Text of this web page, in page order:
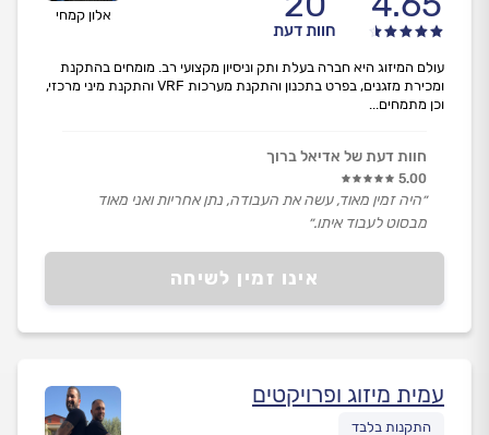
אלון קמחי
חוות דעת
אינו זמין לשיחה
עולם המיזוג היא חברה בעלת ותק וניסיון מקצועי רב. מומחים בהתקנת
ומכירת מזגנים, בפרט בתכנון והתקנת מערכות VRF והתקנת מיני מרכזי,
וכן מתמחים...
חוות דעת של אדיאל ברוך
5.00
״היה זמין מאוד, עשה את העבודה, נתן אחריות ואני מאוד
מבסוט לעבוד איתו.״
עמית מיזוג ופרויקטים